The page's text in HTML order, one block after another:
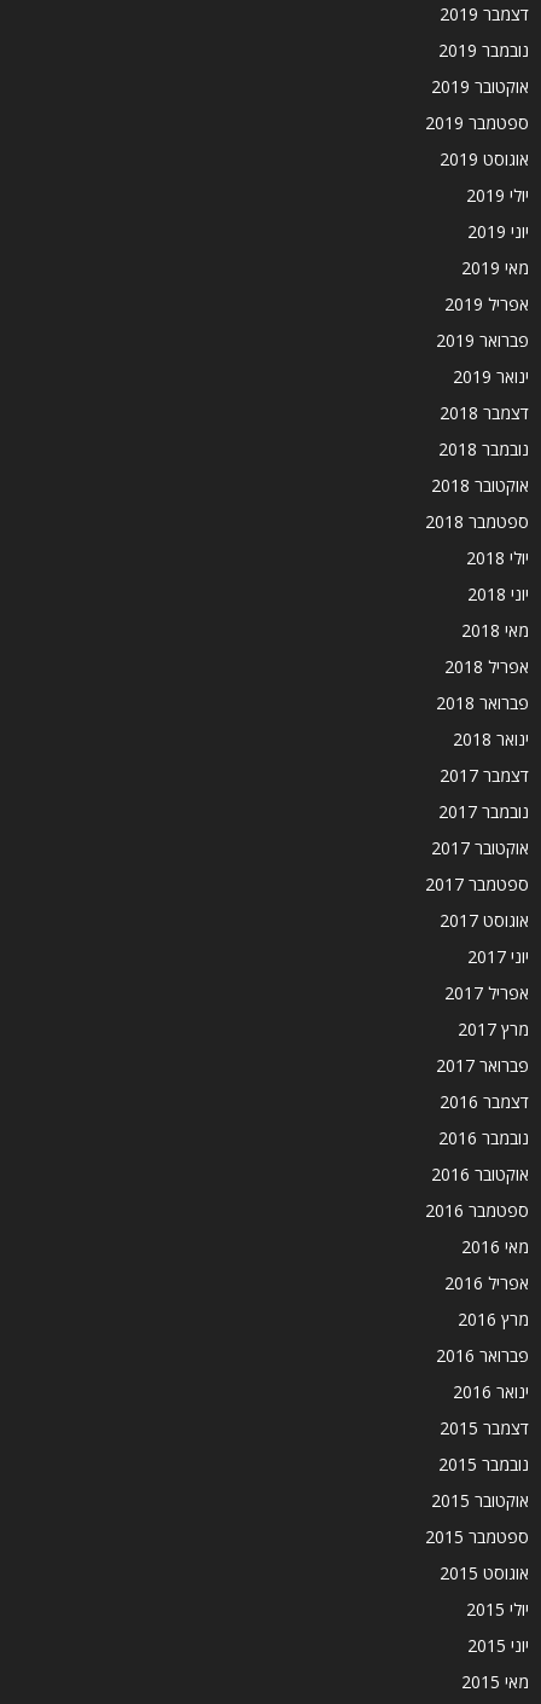
דצמבר 2019
נובמבר 2019
אוקטובר 2019
ספטמבר 2019
אוגוסט 2019
יולי 2019
יוני 2019
מאי 2019
אפריל 2019
פברואר 2019
ינואר 2019
דצמבר 2018
נובמבר 2018
אוקטובר 2018
ספטמבר 2018
יולי 2018
יוני 2018
מאי 2018
אפריל 2018
פברואר 2018
ינואר 2018
דצמבר 2017
נובמבר 2017
אוקטובר 2017
ספטמבר 2017
אוגוסט 2017
יוני 2017
אפריל 2017
מרץ 2017
פברואר 2017
דצמבר 2016
נובמבר 2016
אוקטובר 2016
ספטמבר 2016
מאי 2016
אפריל 2016
מרץ 2016
פברואר 2016
ינואר 2016
דצמבר 2015
נובמבר 2015
אוקטובר 2015
ספטמבר 2015
אוגוסט 2015
יולי 2015
יוני 2015
מאי 2015